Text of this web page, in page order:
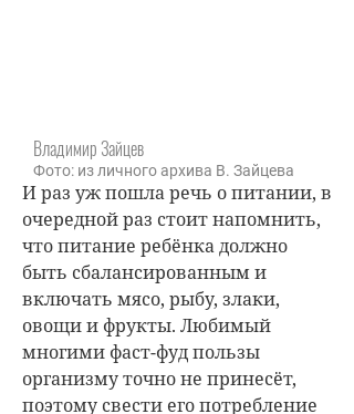
он перегружает свой желудок,
что в свою очередь может
негативно сказаться на работе
других систем организма, в том
числе снизить иммунитет.
Одеваемся по погоде
Многие заботливые мамы, сами
того не желая, вредят своему
ребёнку, считая, что, если одеться